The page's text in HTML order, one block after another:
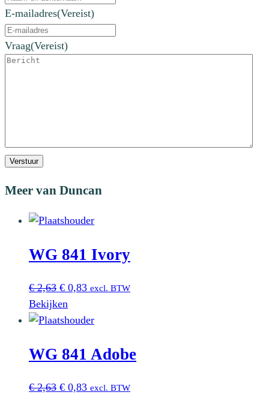
E-mailadres(Vereist)
Vraag(Vereist)
Verstuur
Meer van Duncan
WG 841 Ivory
€2,63 Oorspronkelijke
prijs
was:
€ 0,83Huidige
is:
excl. BTW
Bekijken
WG 841 Adobe
€2,63 Oorspronkelijke
€ 0,83Huidige
excl. BTW